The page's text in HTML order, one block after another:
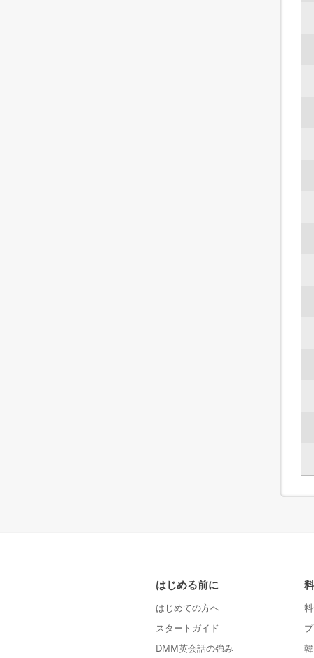
はじめる前に
はじめての方へ
スタートガイド
DMM英会話の強み